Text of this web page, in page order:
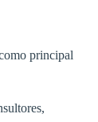
principal